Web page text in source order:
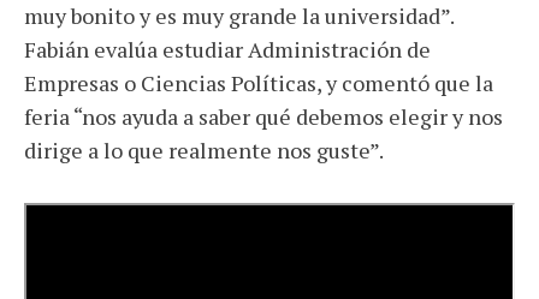
muy bonito y es muy grande la universidad”.
Fabián evalúa estudiar Administración de
Empresas o Ciencias Políticas, y comentó que la
feria “nos ayuda a saber qué debemos elegir y nos
dirige a lo que realmente nos guste”.